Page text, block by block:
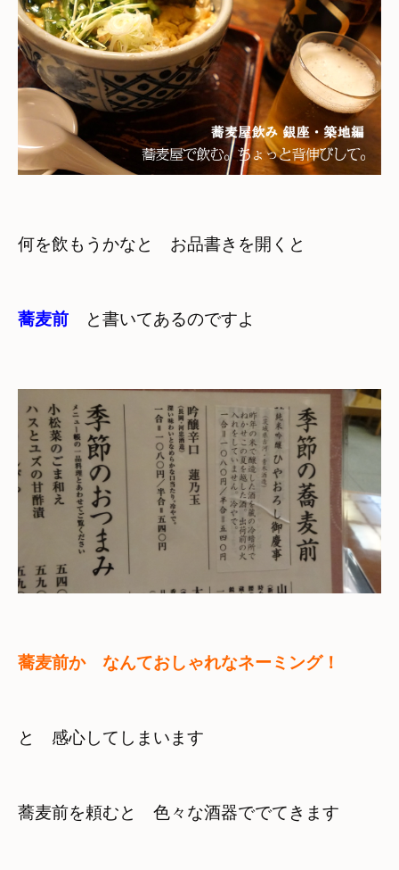
何を飲もうかなと　お品書きを開くと
蕎麦前 と書いてあるのですよ
蕎麦前か　なんておしゃれなネーミング！
と　感心してしまいます
蕎麦前を頼むと　色々な酒器ででてきます